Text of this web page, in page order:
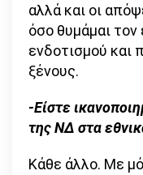
αλλά και οι
όσο θυμάμαι τον
ενδοτισμού
ξένους.
-Είστε
της ΝΔ στα
Κάθε άλλο. Με